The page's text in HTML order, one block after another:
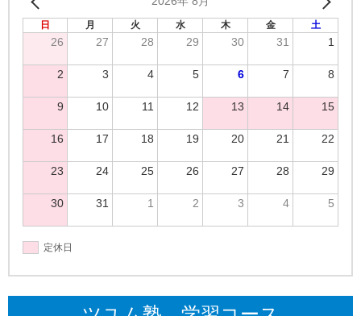
日 月 火 水 木 金 土
26 27 28 29 30 31 1
2 3 4 5 6 7 8
9 10 11 12 13 14 15
16 17 18 19 20 21 22
23 24 25 26 27 28 29
30 31 1 2 3 4 5
定休日